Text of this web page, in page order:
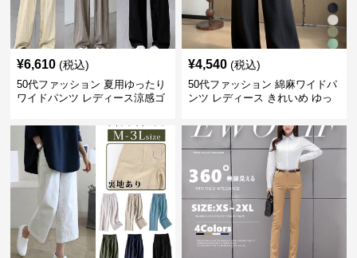
¥6,610 (税込)
50代ファッション 夏用ゆったり
ワイドパンツ レディース涼感ゴ
¥4,540 (税込)
50代ファッション 綿麻ワイドパ
ンツ レディース きれいめ ゆっ